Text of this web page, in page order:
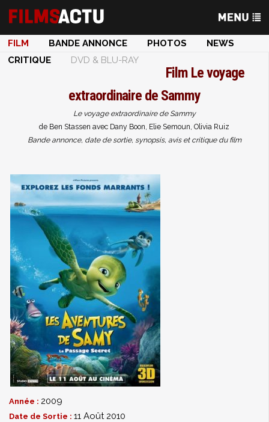
FILM BANDE ANNONCE PHOTOS
NEWS
CRITIQUE
DVD & BLU-RAY
Film Le voyage
extraordinaire de Sammy
Le voyage extraordinaire de Sammy
de Ben Stassen avec Dany Boon, Elie Semoun, Olivia Ruiz
Bande annonce, date de sortie, synopsis, avis et critique du film
Année : 2009
Date de Sortie : 11 Août 2010